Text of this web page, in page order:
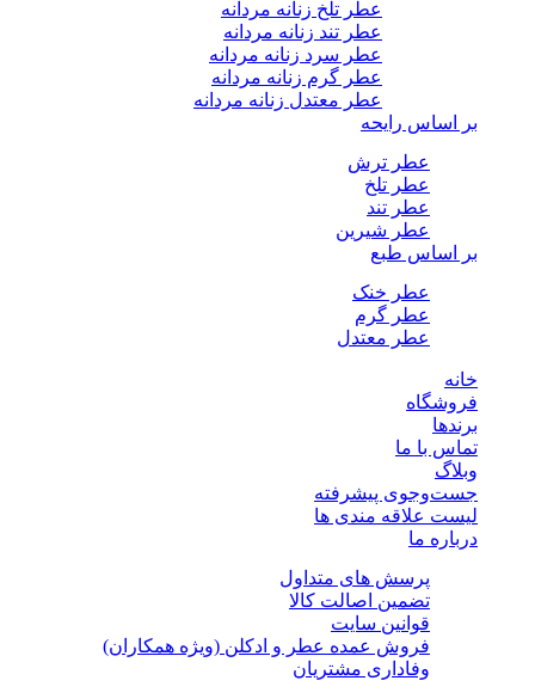
عطر تلخ زنانه مردانه
عطر تند زنانه مردانه
عطر سرد زنانه مردانه
عطر گرم زنانه مردانه
عطر معتدل زنانه مردانه
بر اساس رایحه
عطر ترش
عطر تلخ
عطر تند
عطر شیرین
بر اساس طبع
عطر خنک
عطر گرم
عطر معتدل
خانه
فروشگاه
برندها
تماس با ما
وبلاگ
جست‌وجوی پیشرفته
لیست علاقه مندی ها
درباره ما
پرسش های متداول
تضمین اصالت کالا
قوانین سایت
فروش عمده عطر و ادکلن (ویژه همکاران)
وفاداری مشتریان